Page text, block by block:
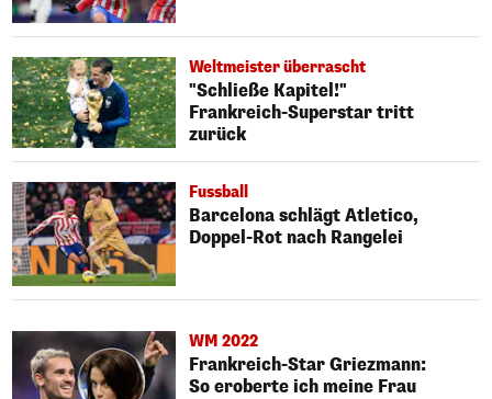
Weltmeister überrascht
"Schließe Kapitel!"
Frankreich-Superstar tritt
zurück
Fussball
Barcelona schlägt Atletico,
Doppel-Rot nach Rangelei
WM 2022
Frankreich-Star Griezmann:
So eroberte ich meine Frau